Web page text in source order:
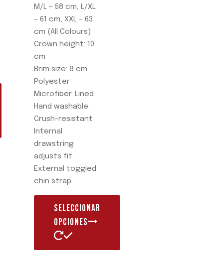
M/L – 58 cm, L/XL
– 61 cm, XXL – 63
cm (All Colours)
Crown height: 10
cm
Brim size: 8 cm
Polyester
Microfiber. Lined
Hand washable.
Crush-resistant
Internal
drawstring
adjusts fit.
External toggled
chin strap
SELECCIONAR
OPCIONES